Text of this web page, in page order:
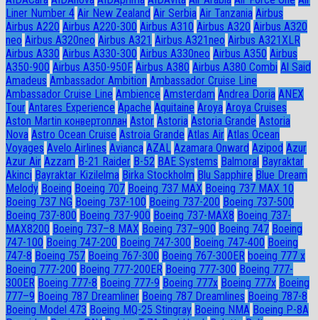
Liner Number 4 Air New Zealand Air Serbia Air Tanzania Airbus
Airbus A220 Airbus A220-300 Airbus A310 Airbus A320 Airbus A320
neo Airbus A320neo Airbus A321 Airbus A321neo Airbus A321XLR
Airbus A330 Airbus A330-300 Airbus A330neo Airbus A350 Airbus
A350-900 Airbus A350-950F Airbus A380 Airbus A380 Combi Al Said
Amadeus Ambassador Ambition Ambassador Cruise Line
Ambassador Сruise Line Ambience Amsterdam Andrea Doria ANEX
Tour Antares Experience Apache Aquitaine Aroya Aroya Cruises
Aston Martin конвертоплан Astor Astoria Astoria Grande Astoria
Nova Astro Ocean Cruise Astroia Grande Atlas Air Atlas Ocean
Voyages Avelo Airlines Avianca AZAL Azamara Onward Azipod Azur
Azur Air Azzam B-21 Raider B-52 BAE Systems Balmoral Bayraktar
Akinci Bayraktar Kizilelma Birka Stockholm Blu Sapphire Blue Dream
Melody Boeing Boeing 707 Boeing 737 MAX Boeing 737 MAX 10
Boeing 737 NG Boeing 737-100 Boeing 737-200 Boeing 737-500
Boeing 737-800 Boeing 737-900 Boeing 737-MAX8 Boeing 737-
MAX8200 Boeing 737–8 MAX Boeing 737–900 Boeing 747 Boeing
747-100 Boeing 747-200 Boeing 747-300 Boeing 747-400 Boeing
747-8 Boeing 757 Boeing 767-300 Boeing 767-300ER boeing 777 x
Boeing 777-200 Boeing 777-200ER Boeing 777-300 Boeing 777-
300ER Boeing 777-8 Boeing 777-9 Boeing 777x Boeing 777х Boeing
777–9 Boeing 787 Dreamliner Boeing 787 Dreamlines Boeing 787-8
Boeing Model 473 Boeing MQ-25 Stingray Boeing NMA Boeing P-8A